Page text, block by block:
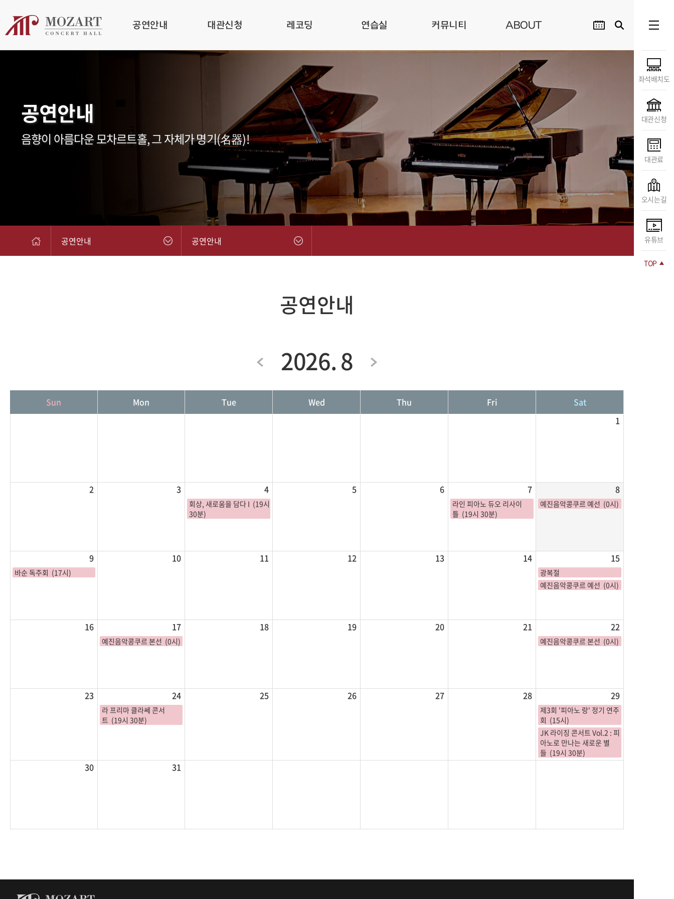
공연안내 대관신청 레코딩 연습실 커뮤니티 ABOUT
좌석배치도
대관신청
대관료
오시는길
유튜브
TOP
공연안내
음향이 아름다운 모차르트홀, 그 자체가 명기(名器)!
공연안내 공연안내
공연안내
2026. 8
Sun Mon Tue Wed Thu Fri
Sat
1
2 3 4
회상, 새로움을 담다 I (19시
30분)
5 6 7
라인 피아노 듀오 리사이
틀 (19시 30분)
8
예진음악콩쿠르 예선 (0시)
9
바순 독주회 (17시)
10 11 12 13 14 15
광복절
예진음악콩쿠르 예선 (0시)
16 17
예진음악콩쿠르 본선 (0시)
18 19 20 21 22
예진음악콩쿠르 본선 (0시)
23 24
라 프리마 클라쎄 콘서
트 (19시 30분)
25 26 27 28 29
제3회 '피아노 랑' 정기 연주
회 (15시)
JK 라이징 콘서트 Vol.2 : 피
아노로 만나는 새로운 별
들 (19시 30분)
30 31